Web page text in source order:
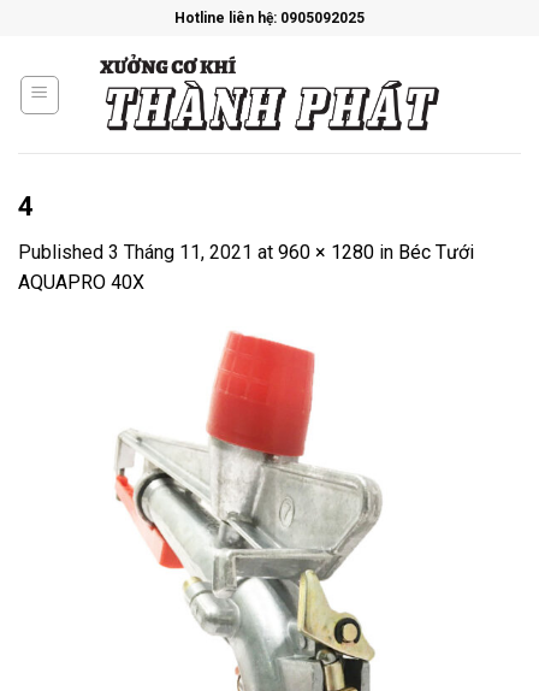
content
Hotline liên hệ: 0905092025
4
Published 3 Tháng 11, 2021 at 960 × 1280 in Béc Tưới
AQUAPRO 40X